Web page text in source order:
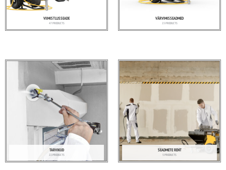
VIIMISTLUSSEADE
47 PRODUCTS
VÄRVIMISSEADMED
23 PRODUCTS
TARVIKUD
22 PRODUCTS
SEADMETE RENT
5 PRODUCTS